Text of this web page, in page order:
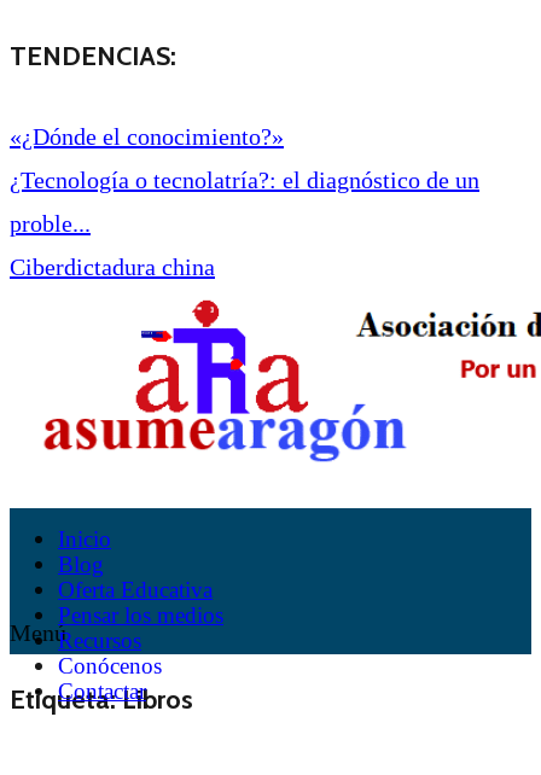
TENDENCIAS:
«¿Dónde el conocimiento?»
¿Tecnología o tecnolatría?: el diagnóstico de un
proble...
Ciberdictadura china
Inicio
Blog
Oferta Educativa
Pensar los medios
Recursos
Conócenos
Contactar
Menú
Etiqueta:Libros